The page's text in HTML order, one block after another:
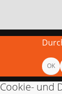
OK
Cookie- und